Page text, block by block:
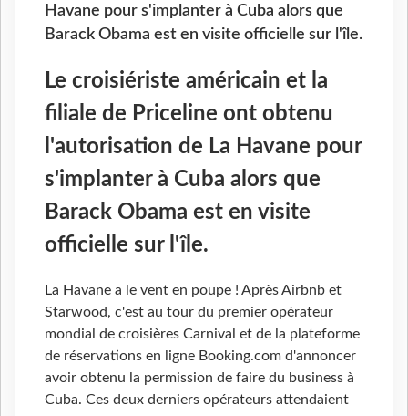
Havane pour s'implanter à Cuba alors que
Barack Obama est en visite officielle sur l'île.
Le croisiériste américain et la
filiale de Priceline ont obtenu
l'autorisation de La Havane pour
s'implanter à Cuba alors que
Barack Obama est en visite
officielle sur l'île.
La Havane a le vent en poupe ! Après Airbnb et
Starwood, c'est au tour du premier opérateur
mondial de croisières Carnival et de la plateforme
de réservations en ligne Booking.com d'annoncer
avoir obtenu la permission de faire du business à
Cuba. Ces deux derniers opérateurs attendaient